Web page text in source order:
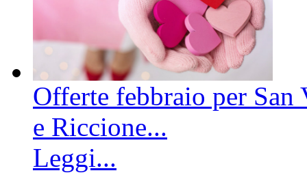
Offerte febbraio per
e Riccione...
Leggi...